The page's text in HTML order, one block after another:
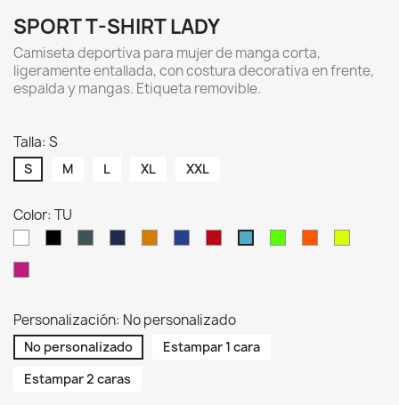
SPORT T-SHIRT LADY
Camiseta deportiva para mujer de manga corta,
ligeramente entallada, con costura decorativa en frente,
espalda y mangas. Etiqueta removible.
Talla: S
S M L XL XXL
Color: TU
Personalización: No personalizado
No personalizado
Estampar 1 cara
Estampar 2 caras